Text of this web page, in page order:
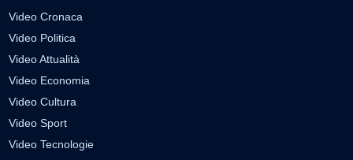
Video Cronaca
Video Politica
Video Attualità
Video Economia
Video Cultura
Video Sport
Video Tecnologie